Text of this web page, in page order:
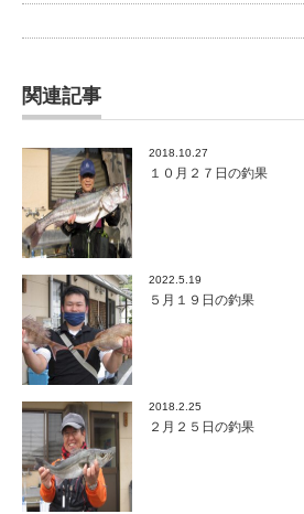
関連記事
2018.10.27
１０月２７日の釣果
2022.5.19
５月１９日の釣果
2018.2.25
２月２５日の釣果